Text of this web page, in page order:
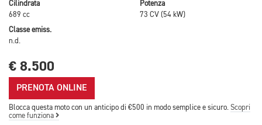
Cilindrata
689 cc
Potenza
73 CV (54 kW)
Classe emiss.
n.d.
€ 8.500
PRENOTA ONLINE
Blocca questa moto con un anticipo di €500 in modo semplice e sicuro. Scopri
come funziona